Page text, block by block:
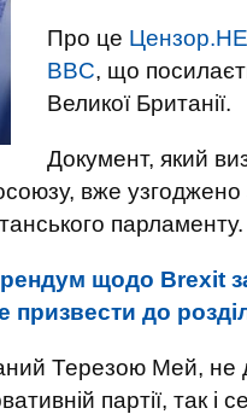
Про це
BBC, що
Великої Британії.
Документ, який
вже
парламенту.
щодо Brexit
призвести до
Терезою Мей, не
партії, так і